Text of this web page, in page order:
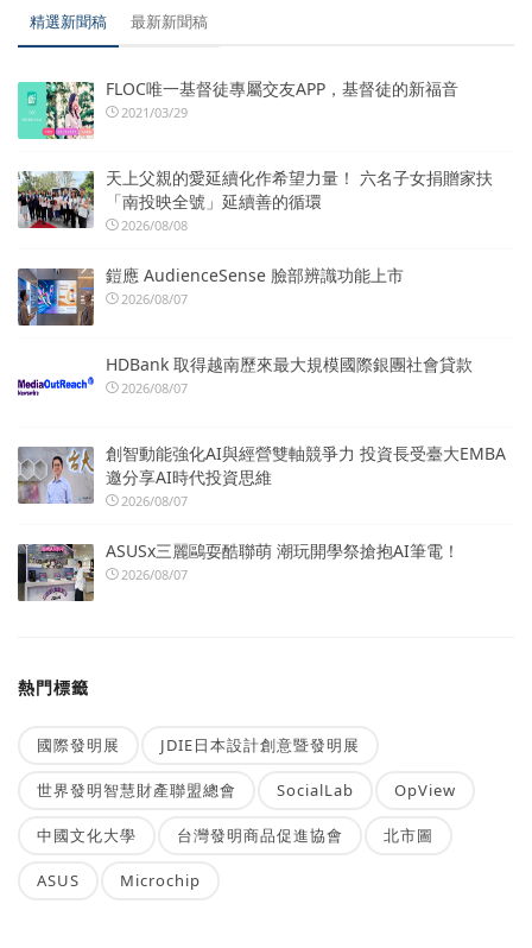
精選新聞稿 最新新聞稿
FLOC唯一基督徒專屬交友APP，基督徒的新福音
2021/03/29
天上父親的愛延續化作希望力量！ 六名子女捐贈家扶
「南投映全號」延續善的循環
2026/08/08
鎧應 AudienceSense 臉部辨識功能上市
2026/08/07
HDBank 取得越南歷來最大規模國際銀團社會貸款
2026/08/07
創智動能強化AI與經營雙軸競爭力 投資長受臺大EMBA
邀分享AI時代投資思維
2026/08/07
ASUSx三麗鷗耍酷聯萌 潮玩開學祭搶抱AI筆電！
2026/08/07
熱門標籤
國際發明展 JDIE日本設計創意暨發明展
世界發明智慧財產聯盟總會 SocialLab OpView
中國文化大學 台灣發明商品促進協會 北市圖
ASUS Microchip